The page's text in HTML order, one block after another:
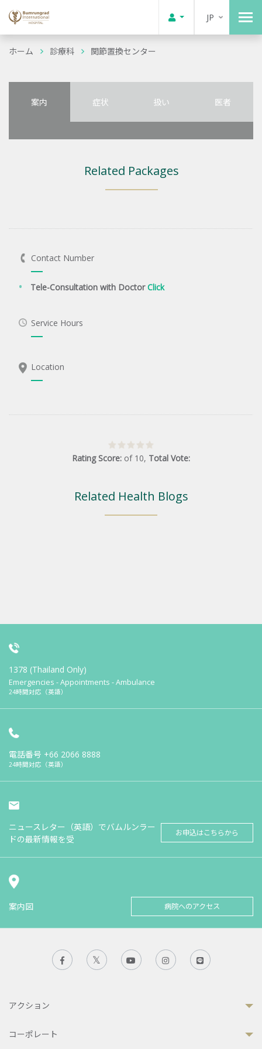
JP
ホーム 診療科 関節置換センター
案内 症状 扱い 医者
Related Packages
Contact Number
Tele-Consultation with DoctorClick
Service Hours
Location
Rating Score: of 10, Total Vote:
Related Health Blogs
1378 (Thailand Only)
Emergencies - Appointments - Ambulance
24時間対応（英語）
電話番号 +66 2066 8888
24時間対応（英語）
ニュースレター（英語）でバムルンラー
ドの最新情報を受
お申込はこちらから
案内図 病院へのアクセス
アクション
コーポレート